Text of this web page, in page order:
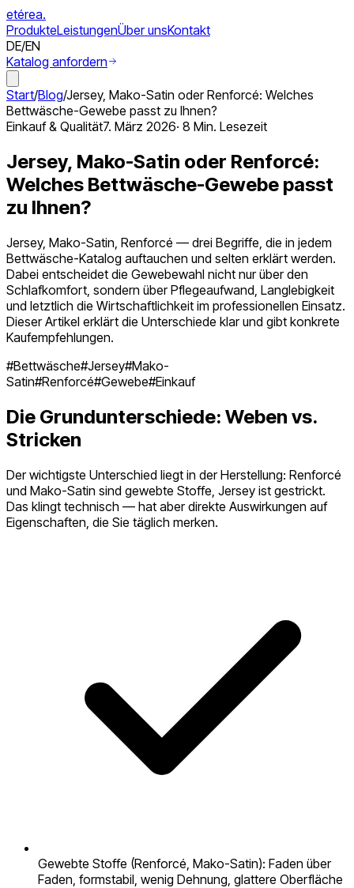
etérea.
ProdukteLeistungenÜber unsKontakt
DE/EN
Katalog anfordern
Start/Blog/Jersey, Mako-Satin oder Renforcé: Welches
Bettwäsche-Gewebe passt zu Ihnen?
Einkauf & Qualität7. März 2026· 8 Min. Lesezeit
Jersey, Mako-Satin oder Renforcé:
Welches Bettwäsche-Gewebe passt
zu Ihnen?
Jersey, Mako-Satin, Renforcé — drei Begriffe, die in jedem
Bettwäsche-Katalog auftauchen und selten erklärt werden.
Dabei entscheidet die Gewebewahl nicht nur über den
Schlafkomfort, sondern über Pflegeaufwand, Langlebigkeit
und letztlich die Wirtschaftlichkeit im professionellen Einsatz.
Dieser Artikel erklärt die Unterschiede klar und gibt konkrete
Kaufempfehlungen.
#Bettwäsche#Jersey#Mako-
Satin#Renforcé#Gewebe#Einkauf
Die Grundunterschiede: Weben vs.
Stricken
Der wichtigste Unterschied liegt in der Herstellung: Renforcé
und Mako-Satin sind gewebte Stoffe, Jersey ist gestrickt.
Das klingt technisch — hat aber direkte Auswirkungen auf
Eigenschaften, die Sie täglich merken.
Gewebte Stoffe (Renforcé, Mako-Satin): Faden über
Faden, formstabil, wenig Dehnung, glattere Oberfläche